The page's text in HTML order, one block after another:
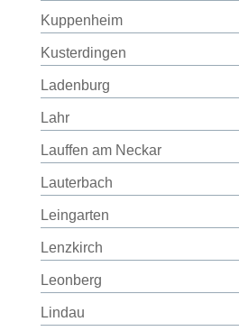
Kuppenheim
Kusterdingen
Ladenburg
Lahr
Lauffen am Neckar
Lauterbach
Leingarten
Lenzkirch
Leonberg
Lindau